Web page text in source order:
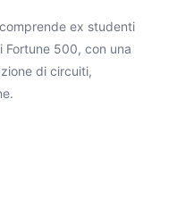
ex studenti
Fortune 500, con una
di circuiti,